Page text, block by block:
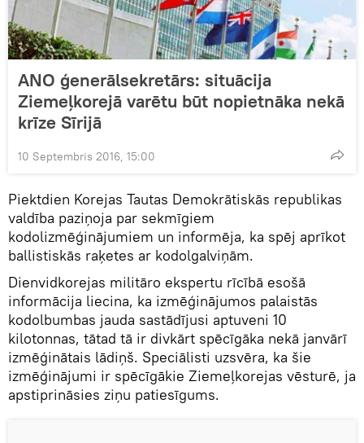
ANO ģenerālsekretārs: situācija
Ziemeļkorejā varētu būt nopietnāka nekā
krīze Sīrijā
10 Septembris 2016, 15:00
Piektdien Korejas Tautas Demokrātiskās republikas
valdība paziņoja par sekmīgiem
kodolizmēģinājumiem un informēja, ka spēj aprīkot
ballistiskās raķetes ar kodolgalviņām.
Dienvidkorejas militāro ekspertu rīcībā esošā
informācija liecina, ka izmēģinājumos palaistās
kodolbumbas jauda sastādījusi aptuveni 10
kilotonnas, tātad tā ir divkārt spēcīgāka nekā janvārī
izmēģinātais lādiņš. Speciālisti uzsvēra, ka šie
izmēģinājumi ir spēcīgākie Ziemeļkorejas vēsturē, ja
apstiprināsies ziņu patiesīgums.